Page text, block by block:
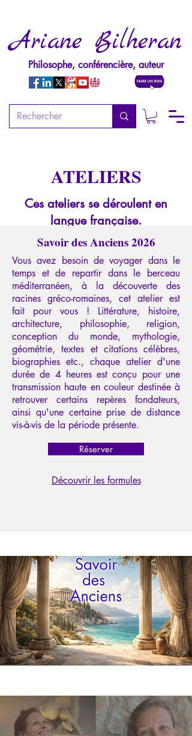
Ariane Bilheran
Philosophe, conférencière, auteur
ATELIERS
Ces ateliers se déroulent en
langue française.
Savoir des Anciens 2026
Vous avez besoin de voyager dans le
temps et de repartir dans le berceau
méditerranéen, à la découverte des
racines gréco-romaines, cet atelier est
fait pour vous ! Littérature, histoire,
architecture, philosophie, religion,
conception du monde, mythologie,
géométrie, textes et citations célèbres,
biographies etc., chaque atelier d'une
durée de 4 heures est conçu pour une
transmission haute en couleur destinée à
retrouver certains repères fondateurs,
ainsi qu'une certaine prise de distance
vis-à-vis de la période présente.
Réserver
Découvrir les formules